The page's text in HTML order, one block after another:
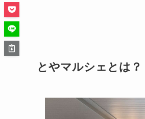
とやマルシェとは？